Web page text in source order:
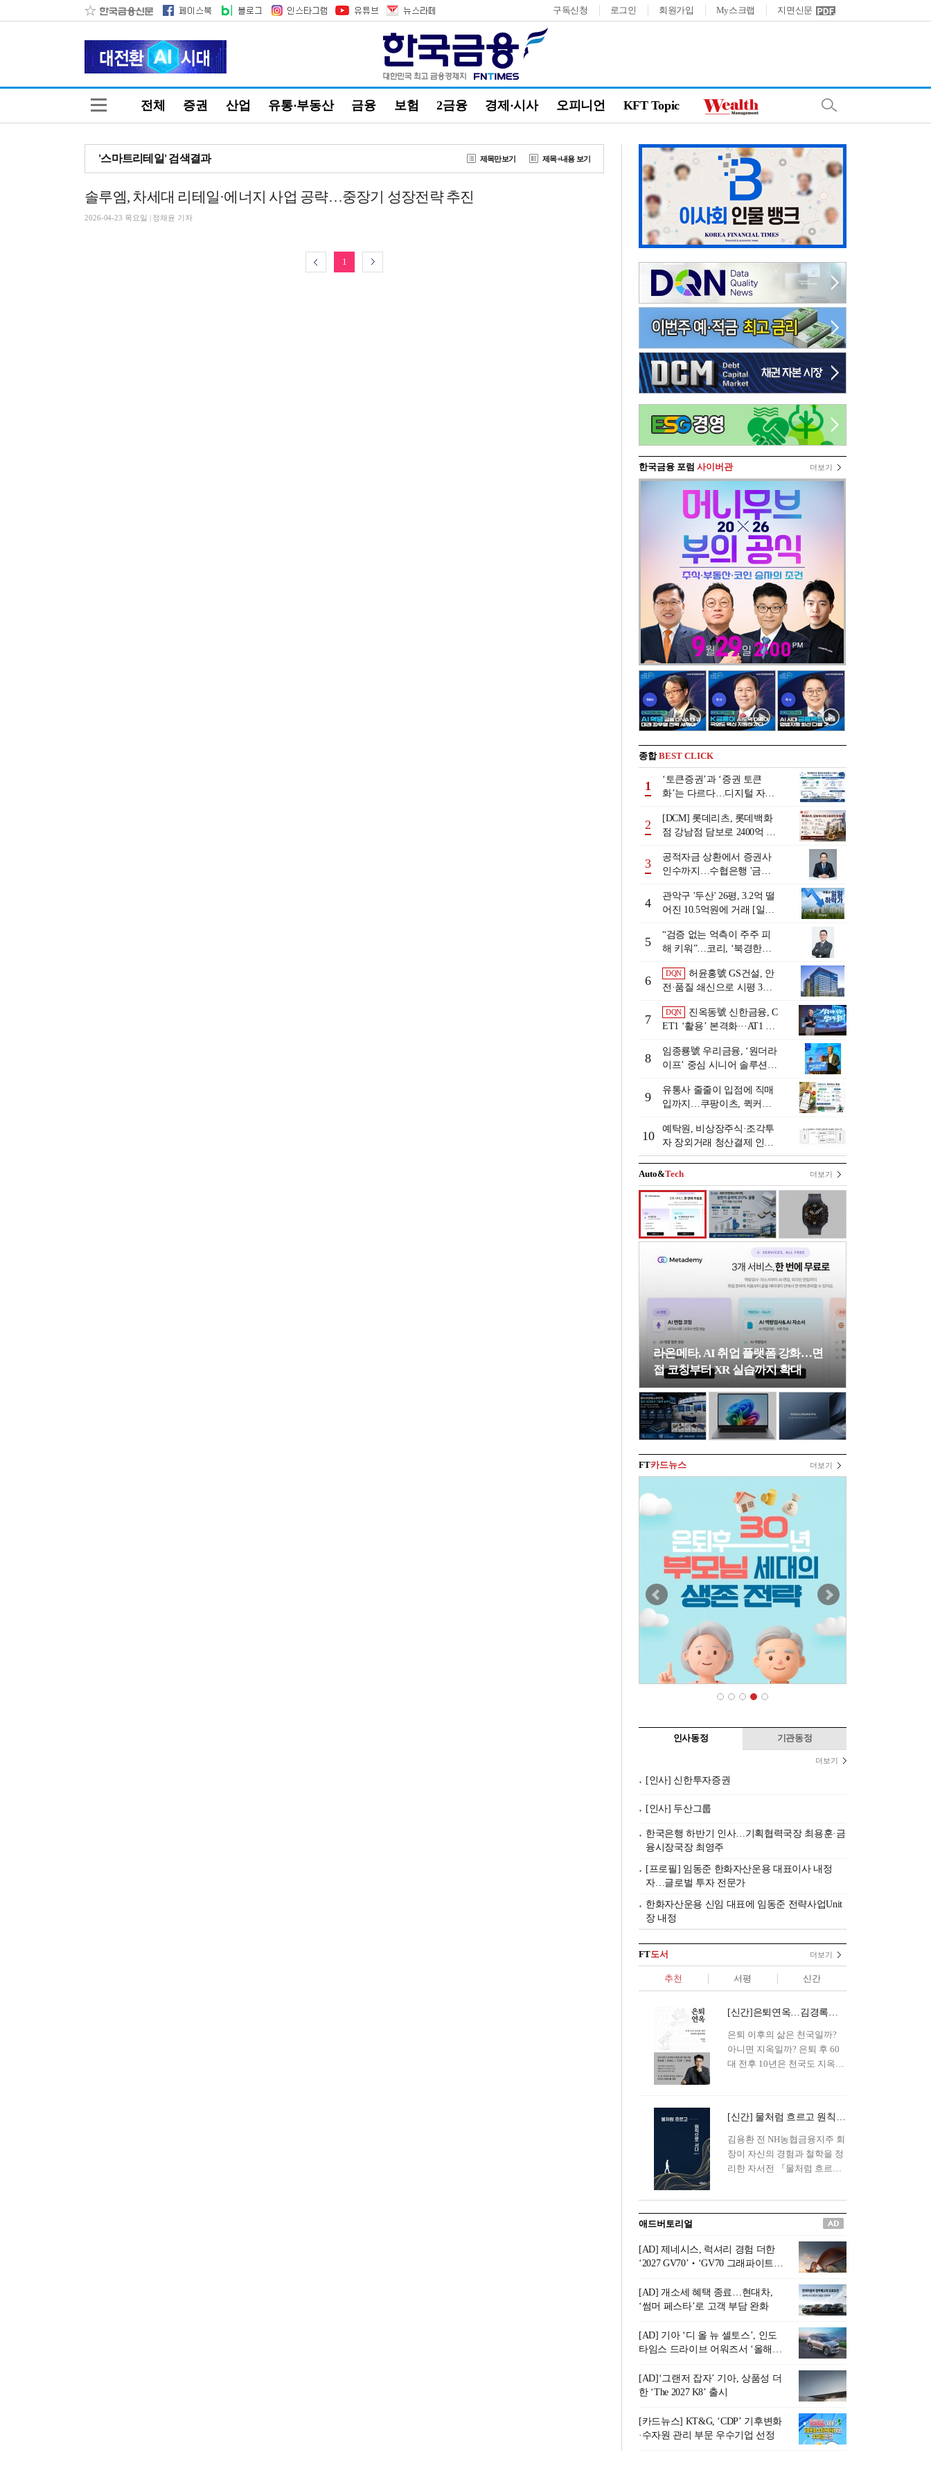
구독신청 로그인 회원가입 My스크랩 지면신문
전체 증권 산업 유통·부동산 금융 보험 2금융 경제·시사 오피니언 KFT Topic
'스마트리테일' 검색결과 제목만보기 제목+내용 보기
솔루엠, 차세대 리테일·에너지 사업 공략…중장기 성장전략 추진
2026-04-23 목요일 | 정채윤 기자
1
한국금융 포럼 사이버관 더보기
종합BEST CLICK
1
‘토큰증권’과 ‘증권 토큰
화’는 다르다…디지털 자본
2
[DCM] 롯데리츠, 롯데백화
점 강남점 담보로 2400억 조
3
공적자금 상환에서 증권사
인수까지…수협은행 '금융
행 금융그룹의 꿈①]
4
관악구 '두산' 26평, 3.2억 떨
어진 10.5억원에 거래 [일일
5
“검증 없는 억측이 주주 피
해 키워”…코리, ‘북경한미
6
DQN
허윤홍號 GS건설, 안
전·품질 쇄신으로 시평 3위
7
DQN
진옥동號 신한금융, C
ET1 ‘활용’ 본격화···AT1 늘
view]
8
임종룡號 우리금융, ‘원더라
이프’ 중심 시니어 솔루션
[금융 시니어 비즈니스 돋보
기]
9
유통사 줄줄이 입점에 직매
입까지…쿠팡이츠, 퀵커머
10
예탁원, 비상장주식·조각투
자 장외거래 청산결제 인프
라 구축 착수
Auto&Tech 더보기
라온메타, AI 취업 플랫폼 강화…면
접 코칭부터 XR 실습까지 확대
FT카드뉴스 더보기
인사동정 기관동정
더보기
[인사] 신한투자증권
[인사] 두산그룹
한국은행 하반기 인사…기획협력국장 최용훈·금
융시장국장 최영주
[프로필] 임동준 한화자산운용 대표이사 내정
자…글로벌 투자 전문가
한화자산운용 신임 대표에 임동준 전략사업Unit
장 내정
FT도서 더보기
추천 서평 신간
[신간]은퇴연옥…김경록의 은퇴 후 삶의 나침반
은퇴 이후의 삶은 천국일까?
아니면 지옥일까? 은퇴 후 60
대 전후 10년은 천국도 지옥도
은퇴 설계를 가이드해 온 김경
록 옵투스자산운용의 고문이
신간 『은퇴연옥』을 내놓았
다.단테는 지옥을 '모든 희망을
록 고문은 새로운 시각을 제시
0년의 과도기는 지옥이 아니라
정화와 성장의 공간인 ‘은퇴연
옥(Purgatory)’이라는 것이다.
연옥은 고통스럽지만 끝이 있
으며, 준비를 통해 천국으로 나
아갈 수 있는 희망의 장소라고
말한
[신간] 물처럼 흐르고 원칙으로 서다…김용환의 통찰을 담다
김용환 전 NH농협금융지주 회
장이 자신의 경험과 철학을 정
리한 자서전 『물처럼 흐르고
통 관료 출신으로 한국 금융의
주요 변곡점마다 중요한 역할
을 하고 금융 경영인으로서 큰
족적을 남긴 김 전 회장이 후배
세대에게 전하는 삶의 조언을
담은 인생 노트다.『물처럼 흐
르고 원칙으로 서다』는 단순
한 자서전을 넘어, 실패를 두려
워하지 않는 용기와 자신에 대
한 믿음이 어떻게 삶을 풍요롭
게 만드는지를 보여주는 지혜
의 보고로 평가된다.김용환 전
회장은 “인생의 목표가 크더라
도 조급해하지 말고 작은 것부
터 하나 하나 성취해 나가
라”고 조언한다. 뼈아픈 실패
조차 성공의 뼈대가 된다는 긍
애드버토리얼
[AD] 제네시스, 럭셔리 경험 더한
‘2027 GV70’‧‘GV70 그래파이트’
[AD] 개소세 혜택 종료…현대차,
‘썸머 페스타’로 고객 부담 완화
[AD] 기아 ‘디 올 뉴 셀토스’, 인도
타임스 드라이브 어워즈서 ‘올해의
[AD]‘그랜저 잡자’ 기아, 상품성 더
한 ‘The 2027 K8’ 출시
[카드뉴스] KT&G, ‘CDP’ 기후변화
·수자원 관리 부문 우수기업 선정